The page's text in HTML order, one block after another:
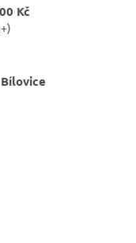
Kč